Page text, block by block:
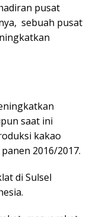
pusat
sebuah pusat
saat ini
kakao
2016/2017.
di Sulsel